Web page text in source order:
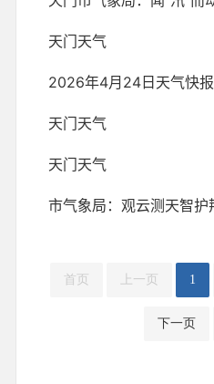
天门天气
2026年4月24日天气快报
天门天气
天门天气
首页 上一页 1
下一页